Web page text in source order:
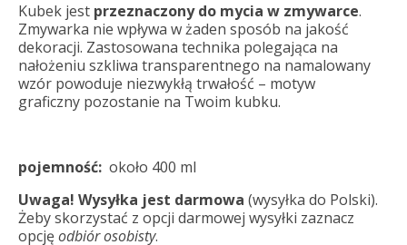
Kubek jest przeznaczony do mycia w zmywarce.
Zmywarka nie wpływa w żaden sposób na jakość
dekoracji. Zastosowana technika polegająca na
nałożeniu szkliwa transparentnego na namalowany
wzór powoduje niezwykłą trwałość – motyw
graficzny pozostanie na Twoim kubku.
pojemność: około 400 ml
Uwaga! Wysyłka jest darmowa (wysyłka do Polski).
Żeby skorzystać z opcji darmowej wysyłki zaznacz
opcjęodbiór osobisty.